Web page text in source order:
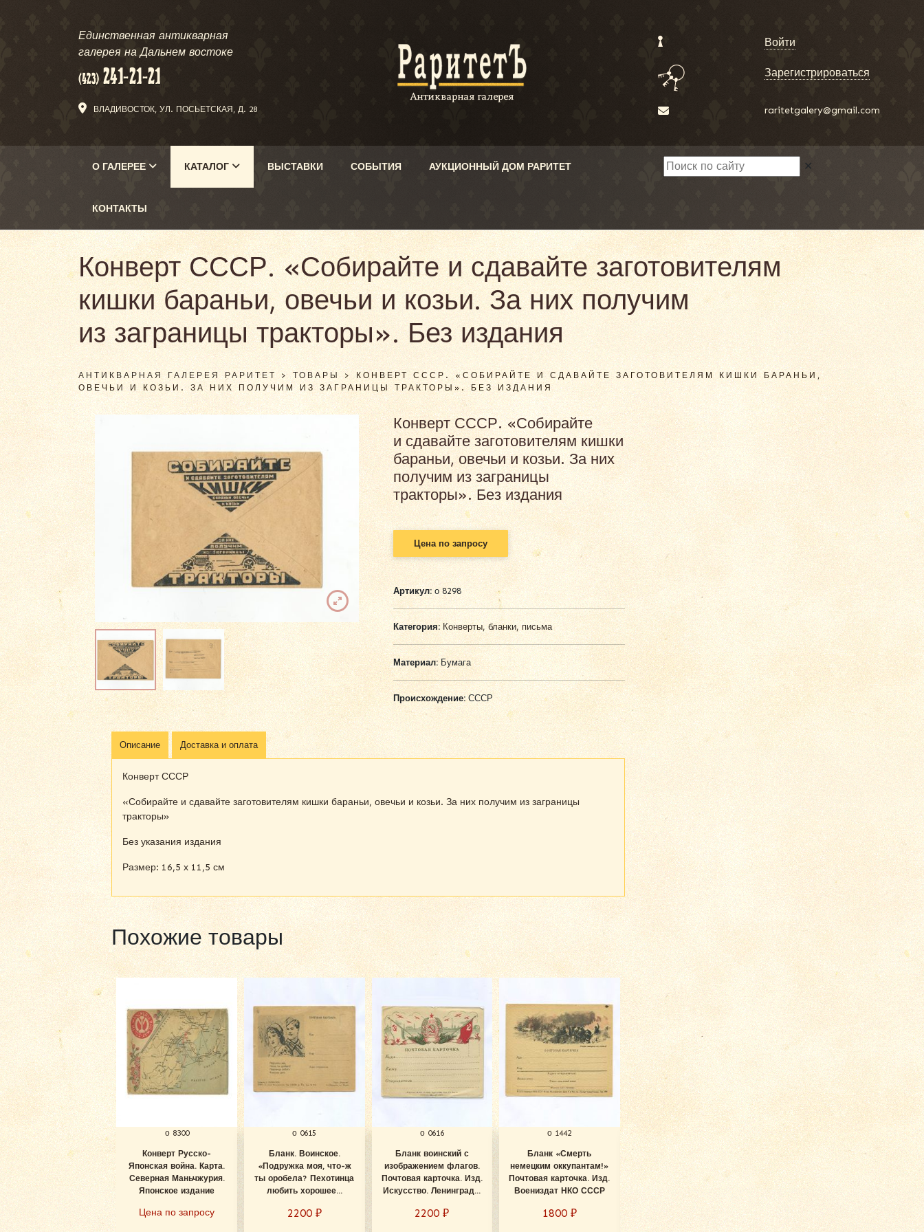
Единственная антикварная
галерея на Дальнем востоке
ВЛАДИВОСТОК, УЛ. ПОСЬЕТСКАЯ, Д. 28
Войти
Зарегистрироваться
raritetgalery@gmail.com
О ГАЛЕРЕЕ КАТАЛОГ ВЫСТАВКИ СОБЫТИЯ АУКЦИОННЫЙ ДОМ РАРИТЕТ
КОНТАКТЫ
✕
Конверт СССР. «Собирайте и сдавайте заготовителям
кишки бараньи, овечьи и козьи. За них получим
из заграницы тракторы». Без издания
АНТИКВАРНАЯ ГАЛЕРЕЯ РАРИТЕТ >ТОВАРЫ> КОНВЕРТ СССР. «СОБИРАЙТЕ И СДАВАЙТЕ ЗАГОТОВИТЕЛЯМ КИШКИ БАРАНЬИ,
ОВЕЧЬИ И КОЗЬИ. ЗА НИХ ПОЛУЧИМ ИЗ ЗАГРАНИЦЫ ТРАКТОРЫ». БЕЗ ИЗДАНИЯ
Конверт СССР. «Собирайте
и сдавайте заготовителям кишки
бараньи, овечьи и козьи. За них
получим из заграницы
тракторы». Без издания
Цена по запросу
Артикул: о 8298
Категория: Конверты, бланки, письма
Материал:Бумага
Происхождение:СССР
Описание Доставка и оплата
Конверт СССР
«Собирайте и сдавайте заготовителям кишки бараньи, овечьи и козьи. За них получим из заграницы
тракторы»
Без указания издания
Размер: 16,5 х 11,5 см
Похожие товары
о 8300
Конверт Русско-
Японская война. Карта.
Северная Маньчжурия.
Японское издание
Цена по запросу
о 0615
Бланк. Воинское.
«Подружка моя, что-ж
ты оробела? Пехотинца
любить хорошее...
2200 ₽
о 0616
Бланк воинский с
изображением флагов.
Почтовая карточка. Изд.
Искусство. Ленинград...
2200₽
о 1442
Бланк «Смерть
немецким оккупантам!»
Почтовая карточка. Изд.
Воениздат НКО СССР
1800 ₽
о 2265
Конверт 1991 г. СССР.
Пассажирский самолет.
АВИА. Художник Ю.
Арцименев....
100₽
о 3619
Конверт с письмом от
матери сыну во
Владивосток от 1...
Цена по запросу